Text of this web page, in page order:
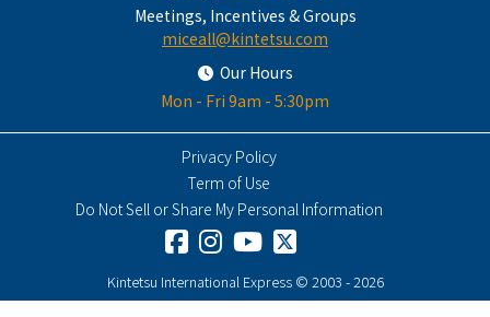
Meetings, Incentives & Groups
miceall@kintetsu.com
Our Hours
Mon - Fri 9am - 5:30pm
Privacy Policy
Term of Use
Do Not Sell or Share My Personal Information
Kintetsu International Express © 2003 - 2026